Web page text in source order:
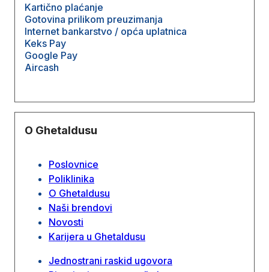
Kartično plaćanje
Gotovina prilikom preuzimanja
Internet bankarstvo / opća uplatnica
Keks Pay
Google Pay
Aircash
O Ghetaldusu
Poslovnice
Poliklinika
O Ghetaldusu
Naši brendovi
Novosti
Karijera u Ghetaldusu
Jednostrani raskid ugovora